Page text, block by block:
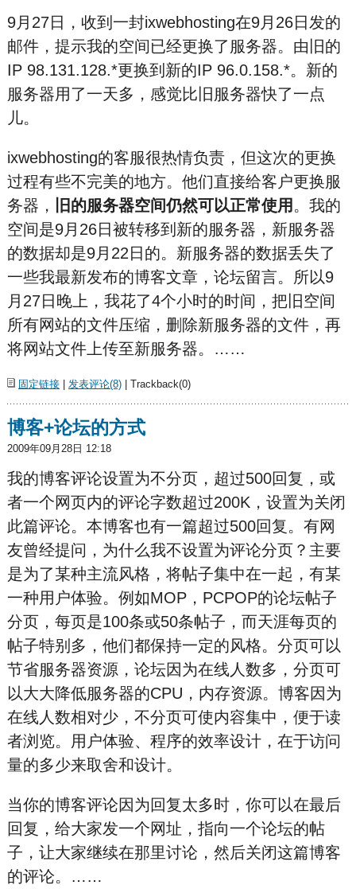
9月27日，收到一封ixwebhosting在9月26日发的
邮件，提示我的空间已经更换了服务器。由旧的
IP 98.131.128.*更换到新的IP 96.0.158.*。新的
服务器用了一天多，感觉比旧服务器快了一点
儿。
ixwebhosting的客服很热情负责，但这次的更换
过程有些不完美的地方。他们直接给客户更换服
务器，
旧的服务器空间仍然可以正常使用 。我的
空间是9月26日被转移到新的服务器，新服务器
的数据却是9月22日的。新服务器的数据丢失了
一些我最新发布的博客文章，论坛留言。所以9
月27日晚上，我花了4个小时的时间，把旧空间
所有网站的文件压缩，删除新服务器的文件，再
将网站文件上传至新服务器。……
固定链接| 发表评论(8)| Trackback(0)
博客+论坛的方式
2009年09月28日 12:18
我的博客评论设置为不分页，超过500回复，或
者一个网页内的评论字数超过200K，设置为关闭
此篇评论。本博客也有一篇超过500回复。有网
友曾经提问，为什么我不设置为评论分页？主要
是为了某种主流风格，将帖子集中在一起，有某
一种用户体验。例如MOP，PCPOP的论坛帖子
分页，每页是100条或50条帖子，而天涯每页的
帖子特别多，他们都保持一定的风格。分页可以
节省服务器资源，论坛因为在线人数多，分页可
以大大降低服务器的CPU，内存资源。博客因为
在线人数相对少，不分页可使内容集中，便于读
者浏览。用户体验、程序的效率设计，在于访问
量的多少来取舍和设计。
当你的博客评论因为回复太多时，你可以在最后
回复，给大家发一个网址，指向一个论坛的帖
子，让大家继续在那里讨论，然后关闭这篇博客
的评论。……